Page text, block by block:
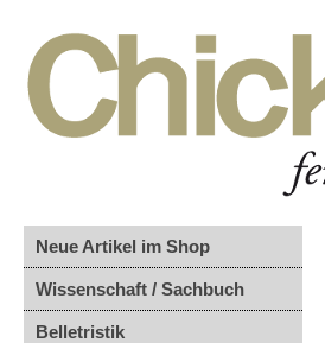
Neue Artikel im Shop
Wissenschaft / Sachbuch
Belletristik